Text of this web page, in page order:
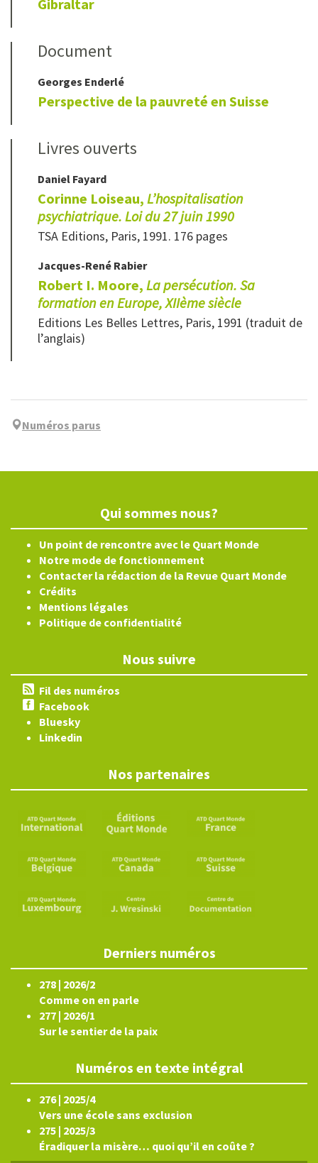
Gibraltar
Document
Georges Enderlé
Perspective de la pauvreté en Suisse
Livres ouverts
Daniel Fayard
Corinne Loiseau, L’hospitalisation
psychiatrique. Loi du 27 juin 1990
TSA Editions, Paris, 1991. 176 pages
Jacques-René Rabier
Robert I. Moore, La persécution. Sa
formation en Europe, XIIème siècle
Editions Les Belles Lettres, Paris, 1991 (traduit de
l’anglais)
Numéros parus
Qui sommes nous?
Un point de rencontre avec le Quart Monde
Notre mode de fonctionnement
Contacter la rédaction de la Revue Quart Monde
Crédits
Mentions légales
Politique de confidentialité
Nous suivre
Fil des numéros
Facebook
Bluesky
Linkedin
Nos partenaires
Derniers numéros
278 | 2026/2
Comme on en parle
277 | 2026/1
Sur le sentier de la paix
Numéros en texte intégral
276 | 2025/4
Vers une école sans exclusion
275 | 2025/3
Éradiquer la misère… quoi qu’il en coûte ?